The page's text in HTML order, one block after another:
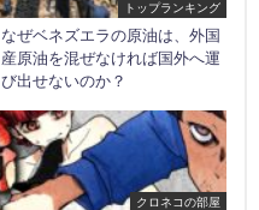
トップランキング
なぜベネズエラの原油は、外国
産原油を混ぜなければ国外へ運
び出せないのか？
クロネコの部屋